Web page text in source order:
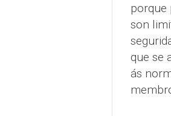
porque
son
que se
ás